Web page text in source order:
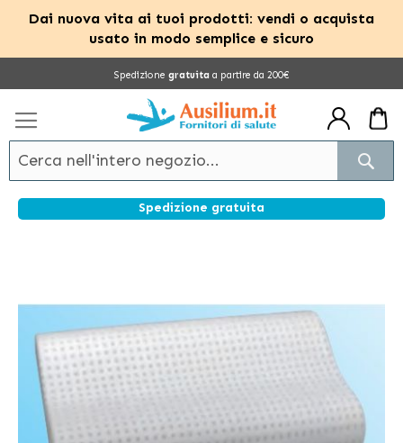
Dai nuova vita ai tuoi prodotti: vendi o acquista
usato in modo semplice e sicuro
Spedizione gratuita a partire da 200€
Spedizione gratuita
immagini